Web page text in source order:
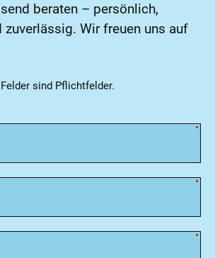
beraten – persönlich,
zuverlässig. Wir freuen uns auf
sind Pflichtfelder.